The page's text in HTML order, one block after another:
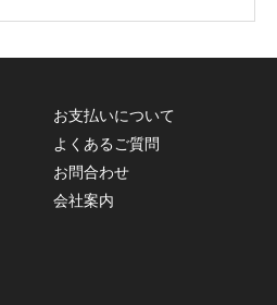
お支払いについて
よくあるご質問
お問合わせ
会社案内